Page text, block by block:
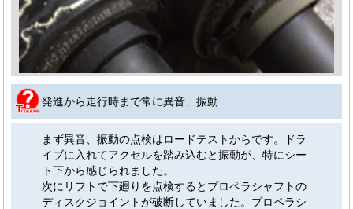
発進から走行時まで常に異音、振動
まず異音、振動の点検はロードテストからです。ドラ
イブに入れてアクセルを踏み込むと振動が、特にシー
ト下から感じられました。
次にリフトで下廻りを点検するとプロペラシャフトの
ディスクジョイントが破断していました。プロペラシ